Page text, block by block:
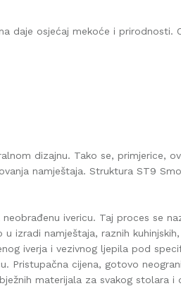
daje osjećaj mekoće i prirodnosti.
dizajnu. Tako se, primjerice,
namještaja. Struktura ST9
ivericu. Taj proces se
izradi namještaja, raznih
iverja i vezivnog ljepila pod
Pristupačna cijena, gotovo
materijala za svakog stolara i